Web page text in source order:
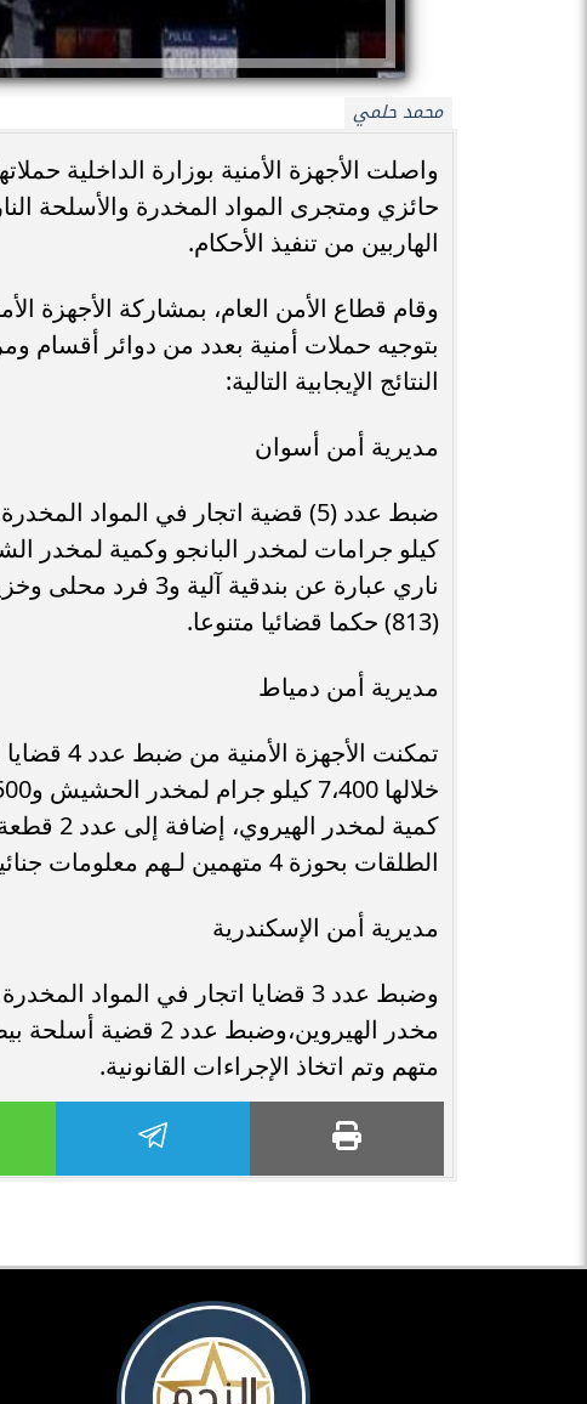
محمد حلمي
واصلت الأجهزة الأمنية بوزارة الداخلية
حائزي ومتجرى المواد المخدرة والأسلحة
الهاربين من تنفيذ الأحكام.
وقام قطاع الأمن العام، بمشاركة الأجهزة
بتوجيه حملات أمنية بعدد من دوائر
النتائج الإيجابية التالية:
مديرية أمن أسوان
ناري عبارة عن
(813) حكما قضائيا متنوعا.
مديرية أمن دمياط
تمكنت
الطلقات بحوزة 4 متهمين لـهم معلومات جنائية.
مديرية أمن الإسكندرية
وضبط عدد 3 قضايا اتجار في
متهم وتم اتخاذ الإجراءات القانونية.